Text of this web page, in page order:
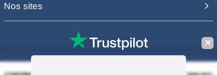
Nos sites
✕